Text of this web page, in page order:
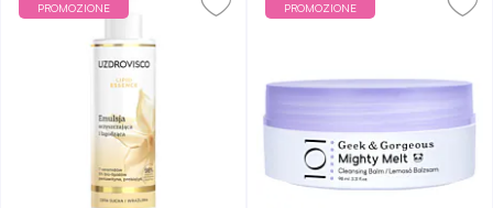
PROMOZIONE PROMOZIONE